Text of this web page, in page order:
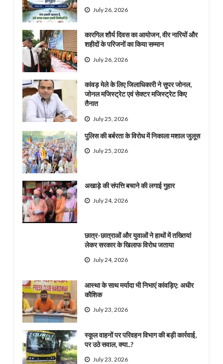
July 26, 2026
कारगिल शौर्य दिवस का आयोजन, वीर नारियों और
शहीदों के परिजनों का किया सम्मान
July 26, 2026
कांवड़ मेले के लिए जिलाधिकारी ने सुपर जोनल,
जोनल मजिस्ट्रेट एवं सेक्टर मजिस्ट्रेट किए
तैनात
July 25, 2026
पुलिस की बर्बरता के विरोध में निकाला मशाल जुलूस
July 25, 2026
अखाड़े की संपत्ति बचाने की लगाई गुहार
July 24, 2026
छात्र-छात्राओं और युवाओं ने हाथों में तख्तियां
लेकर सरकार के खिलाफ विरोध जताया
July 24, 2026
आस्था के साथ मर्यादा भी निभाएं कांवड़िए: अधीर
कौशिक
July 23, 2026
स्कूल वाहनों पर परिवहन विभाग की बड़ी कार्रवाई,
पर उठे सवाल, क्या..?
July 23, 2026